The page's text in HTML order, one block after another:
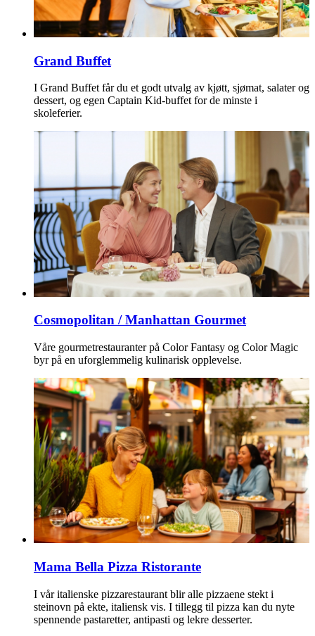
Grand Buffet
I Grand Buffet får du et godt utvalg av kjøtt, sjømat, salater og
dessert, og egen Captain Kid-buffet for de minste i
skoleferier.
Cosmopolitan / Manhattan Gourmet
Våre gourmetrestauranter på Color Fantasy og Color Magic
byr på en uforglemmelig kulinarisk opplevelse.
Mama Bella Pizza Ristorante
I vår italienske pizzarestaurant blir alle pizzaene stekt i
steinovn på ekte, italiensk vis. I tillegg til pizza kan du nyte
spennende pastaretter, antipasti og lekre desserter.